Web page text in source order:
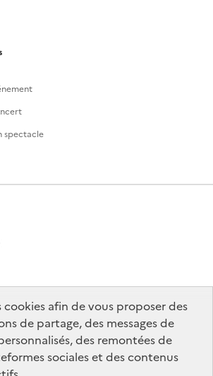
cookies afin de vous proposer des
de partage, des messages de
des remontées de
sociales et des contenus
spectacle
info.gouv.fr
data.gouv.fr